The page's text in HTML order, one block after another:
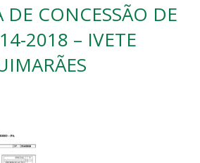
DE CONCESSÃO DE
2018 – IVETE